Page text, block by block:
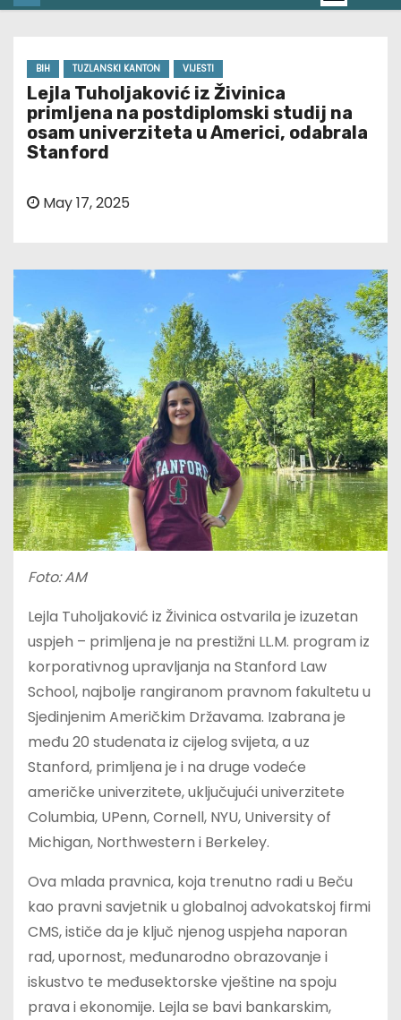
BIH TUZLANSKI KANTON VIJESTI
Lejla Tuholjaković iz Živinica
primljena na postdiplomski studij na
osam univerziteta u Americi, odabrala
Stanford
May 17, 2025
Foto: AM
Lejla Tuholjaković iz Živinica ostvarila je izuzetan
uspjeh – primljena je na prestižni LL.M. program iz
korporativnog upravljanja na Stanford Law
School, najbolje rangiranom pravnom fakultetu u
Sjedinjenim Američkim Državama. Izabrana je
među 20 studenata iz cijelog svijeta, a uz
Stanford, primljena je i na druge vodeće
američke univerzitete, uključujući univerzitete
Columbia, UPenn, Cornell, NYU, University of
Michigan, Northwestern i Berkeley.
Ova mlada pravnica, koja trenutno radi u Beču
kao pravni savjetnik u globalnoj advokatskoj firmi
CMS, ističe da je ključ njenog uspjeha naporan
rad, upornost, međunarodno obrazovanje i
iskustvo te međusektorske vještine na spoju
prava i ekonomije. Lejla se bavi bankarskim,